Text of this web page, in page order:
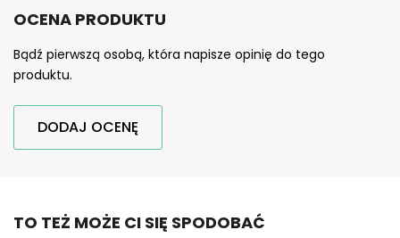
OCENA PRODUKTU
Bądź pierwszą osobą, która napisze opinię do tego
produktu.
DODAJ OCENĘ
TO TEŻ MOŻE CI SIĘ SPODOBAĆ